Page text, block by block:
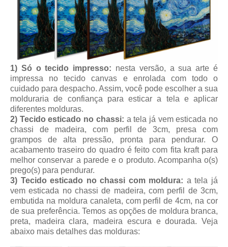
1) Só o tecido impresso: nesta versão, a sua arte é
impressa no tecido canvas e enrolada com todo o
cuidado para despacho. Assim, você pode escolher a sua
molduraria de confiança para esticar a tela e aplicar
diferentes molduras.
2) Tecido esticado no chassi: a tela já vem esticada no
chassi de madeira, com perfil de 3cm, presa com
grampos de alta pressão, pronta para pendurar. O
acabamento traseiro do quadro é feito com fita kraft para
melhor conservar a parede e o produto. Acompanha o(s)
prego(s) para pendurar.
3) Tecido esticado no chassi com moldura: a tela já
vem esticada no chassi de madeira, com perfil de 3cm,
embutida na moldura canaleta, com perfil de 4cm, na cor
de sua preferência. Temos as opções de moldura branca,
preta, madeira clara, madeira escura e dourada. Veja
abaixo mais detalhes das molduras: